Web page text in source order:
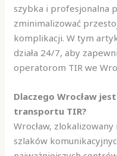
szybka i profesjonalna
zminimalizować
komplikacji. W tym
działa 24/7, aby
operatorom TIR we
Dlaczego Wrocław
transportu TIR?
Wrocław,
szlaków